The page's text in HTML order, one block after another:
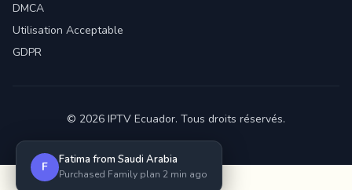
DMCA
Utilisation Acceptable
GDPR
© 2026 IPTV Ecuador. Tous droits réservés.
F Fatima from Saudi Arabia
Purchased Family plan 2 min ago